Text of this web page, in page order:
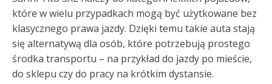
które w wielu przypadkach mogą być użytkowane bez
klasycznego prawa jazdy. Dzięki temu takie auta stają
się alternatywą dla osób, które potrzebują prostego
środka transportu – na przykład do jazdy po mieście,
do sklepu czy do pracy na krótkim dystansie.